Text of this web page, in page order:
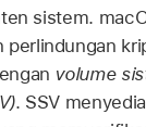
sistem.
perlindungan
volume
. SSV